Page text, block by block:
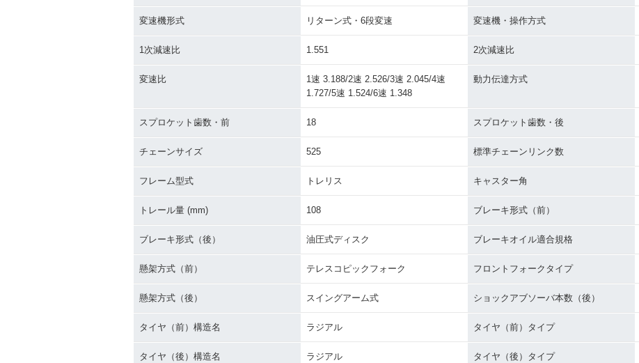
変速機形式 リターン式・6段変速 変速機・操作方式
1次減速比 1.551 2次減速比
変速比
1速 3.188/2速 2.526/3速 2.045/4速
1.727/5速 1.524/6速 1.348
動力伝達方式
スプロケット歯数・前 18 スプロケット歯数・後
チェーンサイズ 525 標準チェーンリンク数
フレーム型式 トレリス キャスター角
トレール量 (mm) 108 ブレーキ形式（前）
ブレーキ形式（後） 油圧式ディスク ブレーキオイル適合規格
懸架方式（前） テレスコピックフォーク フロントフォークタイプ
懸架方式（後） スイングアーム式 ショックアブソーバ本数（後）
タイヤ（前）構造名 ラジアル タイヤ（前）タイプ
タイヤ（後）構造名 ラジアル タイヤ（後）タイプ